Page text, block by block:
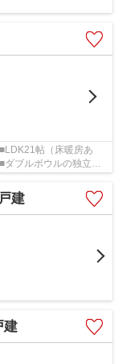
帖（床暖房あ
ダブルボウルの独立洗
建
建